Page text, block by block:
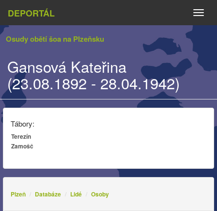
DEPORTÁL
Osudy obětí šoa na Plzeňsku
Gansová Kateřina
(23.08.1892 - 28.04.1942)
Tábory:
Terezín
Zamošč
Plzeň Databáze Lidé Osoby